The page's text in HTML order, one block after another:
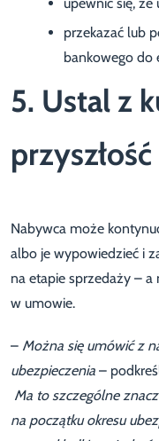
przekazać lub
bankowego do
5. Ustal z
Nabywca może
albo je wypowiedzieć i
na etapie sprzedaży –
w umowie.
– Można się umówić z
ubezpieczenia –
Ma to szczególne
na początku okresu